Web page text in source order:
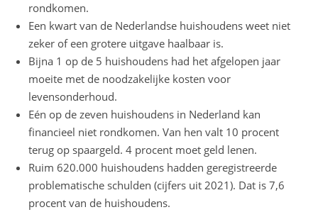
rondkomen.
Een kwart van de Nederlandse huishoudens weet niet
zeker of een grotere uitgave haalbaar is.
Bijna 1 op de 5 huishoudens had het afgelopen jaar
moeite met de noodzakelijke kosten voor
levensonderhoud.
Eén op de zeven huishoudens in Nederland kan
financieel niet rondkomen. Van hen valt 10 procent
terug op spaargeld. 4 procent moet geld lenen.
Ruim 620.000 huishoudens hadden geregistreerde
problematische schulden (cijfers uit 2021). Dat is 7,6
procent van de huishoudens.